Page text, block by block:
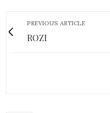
PREVIOUS ARTICLE
ROZI